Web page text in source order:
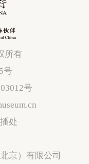
所有
号
号
处
京）有限公司